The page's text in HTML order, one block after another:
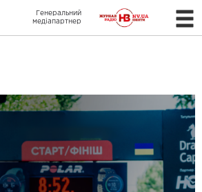
Генеральний
медіапартнер